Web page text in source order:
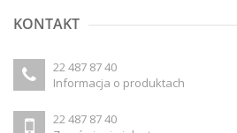
KONTAKT
22 487 87 40
Informacja o produktach
22 487 87 40